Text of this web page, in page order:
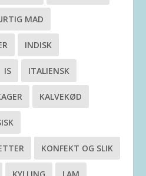
MAD
INDISK
IS ITALIENSK
KALVEKØD
KONFEKT OG SLIK